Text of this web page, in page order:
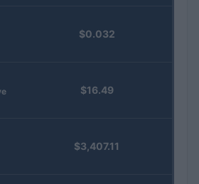
$0.032
$16.49
$3,407.11